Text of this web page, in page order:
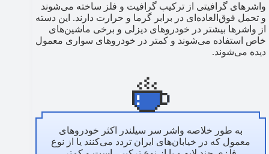
واشرهای گرافیتی از ترکیب گرافیت و فلز ساخته می‌شوند
و تحمل فوق‌العاده‌ای در برابر گرما و حرارت دارند. این دسته
از واشرها بیشتر در خودروهای دیزلی و برخی ماشین‌های
خاص استفاده می‌شوند و کمتر در خودروهای سواری معمول
دیده می‌شوند.
به طور خلاصه واشر سر سیلندر اکثر خودروهای
معمول که در خیابان‌های ایران تردد می‌کنند یا از نوع